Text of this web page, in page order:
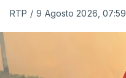
RTP / 9 Agosto 2026, 07:59